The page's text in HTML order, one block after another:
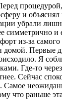
и
убрали
симметрично и
из-за
домой. Первые
Я
Где-то
Сейчас
что раньше